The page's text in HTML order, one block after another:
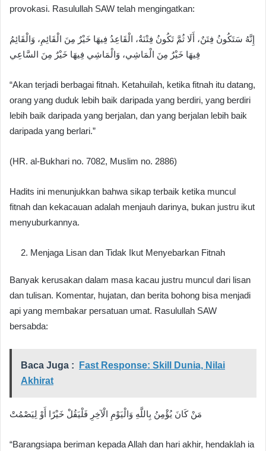
provokasi. Rasulullah SAW telah mengingatkan:
إِنَّهُ سَتَكُونُ فِتَنٌ، أَلَا ثُمَّ تَكُونُ فِتْنَةٌ، الْقَاعِدُ فِيهَا خَيْرٌ مِنَ الْقَائِمِ، وَالْقَائِمُ
فِيهَا خَيْرٌ مِنَ الْمَاشِي، وَالْمَاشِي فِيهَا خَيْرٌ مِنَ السَّاعِي
“Akan terjadi berbagai fitnah. Ketahuilah, ketika fitnah itu datang,
orang yang duduk lebih baik daripada yang berdiri, yang berdiri
lebih baik daripada yang berjalan, dan yang berjalan lebih baik
daripada yang berlari.”
(HR. al-Bukhari no. 7082, Muslim no. 2886)
Hadits ini menunjukkan bahwa sikap terbaik ketika muncul
fitnah dan kekacauan adalah menjauh darinya, bukan justru ikut
menyuburkannya.
Menjaga Lisan dan Tidak Ikut Menyebarkan Fitnah
Banyak kerusakan dalam masa kacau justru muncul dari lisan
dan tulisan. Komentar, hujatan, dan berita bohong bisa menjadi
api yang membakar persatuan umat. Rasulullah SAW
bersabda:
Baca Juga :
Fast Response: Skill Dunia, Nilai
Akhirat
مَنْ كَانَ يُؤْمِنُ بِاللَّهِ وَالْيَوْمِ الْآخِرِ فَلْيَقُلْ خَيْرًا أَوْ لِيَصْمُتْ
“Barangsiapa beriman kepada Allah dan hari akhir, hendaklah ia